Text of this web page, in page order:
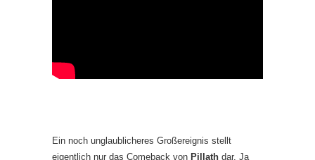
Ein noch unglaublicheres Großereignis stellt
eigentlich nur das Comeback von Pillath dar. Ja